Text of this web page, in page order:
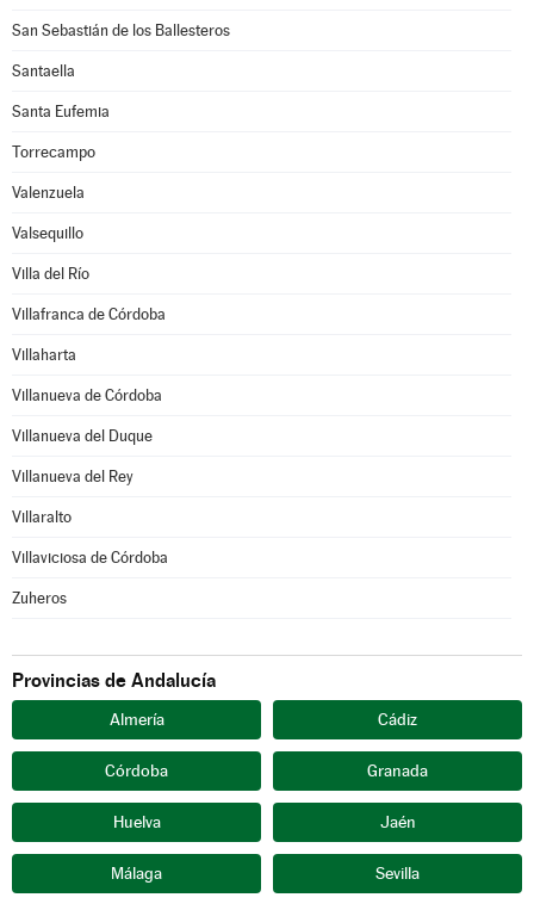
San Sebastián de los Ballesteros
Santaella
Santa Eufemia
Torrecampo
Valenzuela
Valsequillo
Villa del Río
Villafranca de Córdoba
Villaharta
Villanueva de Córdoba
Villanueva del Duque
Villanueva del Rey
Villaralto
Villaviciosa de Córdoba
Zuheros
Provincias de Andalucía
Almería Cádiz
Córdoba Granada
Huelva Jaén
Málaga Sevilla